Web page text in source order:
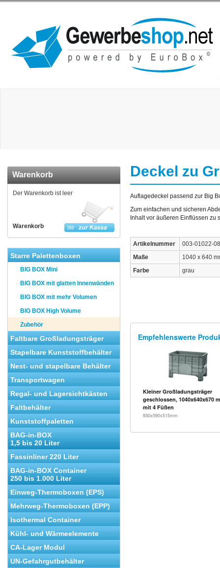
Warenkorb
Warenkorb
Der Warenkorb ist leer
Starre Palettenboxen
BIG BOX Mini
BIG BOX mit glatten Innenwänden
BIG BOX mit mehr Volumen
BIG BOX High Volume
Zubehör
Faltbare Großladungsträger
Stapelbare Kunststoffbehälter
Nest- und stapelbare Behälter
Transportwagen
Regal- und Lagersichtkästen
Faltbehälter
Kunststoffpaletten
BAG-in-BOX
1,5 bis 20 Liter
Fassinliner 220 Liter
BAG-in-BOX Container
250 bis 1.000 Liter
Einweg-Thermoboxen (EPS)
Mehrweg-Thermoboxen (EPP)
Isothermal Container
Kühl- und Wärmeelemente
CA-Lager Modul
UN-Gefahrgutbehälter
Deckel zu
Auflagedeckel passend zur Big
Zum einfachen und sicheren
Inhalt vor äußeren Einflüssen zu
Artikelnummer
003-01022-08
Maße
1040 x 640
Farbe
grau
Empfehlenswerte
Kleiner Großladungsträger
geschlossen, 1040x640x670
mit 4 Füßen
930x590x515mm